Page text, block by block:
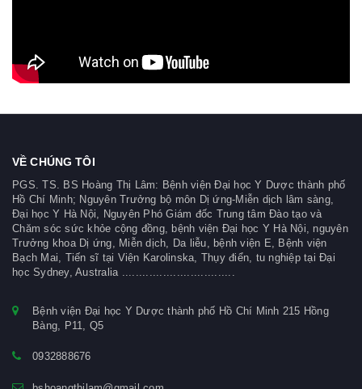
VỀ CHÚNG TÔI
PGS. TS. BS Hoàng Thị Lâm: Bệnh viện Đại học Y Dược thành phố
Hồ Chí Minh; Nguyên Trưởng bộ môn Dị ứng-Miễn dịch lâm sàng,
Đại học Y Hà Nội, Nguyên Phó Giám đốc Trung tâm Đào tạo và
Chăm sóc sức khỏe cộng đồng, bệnh viện Đại học Y Hà Nội, nguyên
Trưởng khoa Dị ứng, Miễn dịch, Da liễu, bệnh viện E, Bệnh viện
Bạch Mai, Tiến sĩ tại Viện Karolinska, Thụy điển, tu nghiệp tại Đại
học Sydney, Australia .................................
Bệnh viện Đại học Y Dược thành phố Hồ Chí Minh 215 Hồng
Bàng, P11, Q5
0932888676